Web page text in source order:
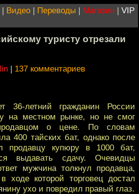
| Видео | Переводы | Магазин | VIP
туристу отрезали
| 137 комментариев
36-летний гражданин России
на местном рынке, но не смог
о цене. По словам
400 тайских бат, однако после
продавцу купюру в 1000 бат,
выдавать сдачу. Очевидцы
мужчина толкнул продавца,
ходе которой торговец достал
ухо и повредил правый глаз.